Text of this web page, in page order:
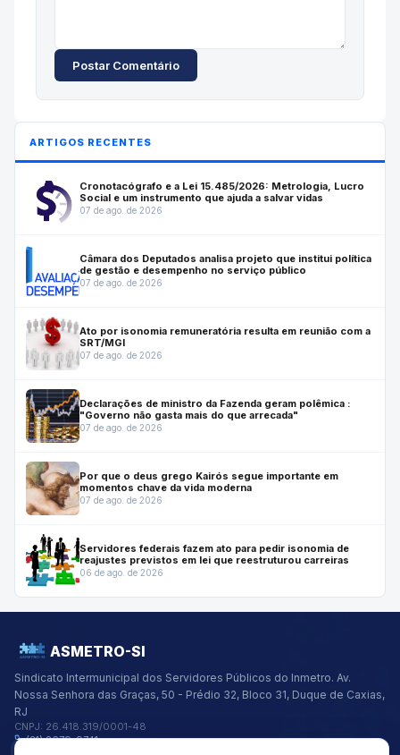
Postar Comentário
ARTIGOS RECENTES
Cronotacógrafo e a Lei 15.485/2026: Metrologia, Lucro
Social e um instrumento que ajuda a salvar vidas
07 de ago. de 2026
Câmara dos Deputados analisa projeto que institui política
de gestão e desempenho no serviço público
07 de ago. de 2026
Ato por isonomia remuneratória resulta em reunião com a
SRT/MGI
07 de ago. de 2026
Declarações de ministro da Fazenda geram polêmica :
"Governo não gasta mais do que arrecada"
07 de ago. de 2026
Por que o deus grego Kairós segue importante em
momentos chave da vida moderna
07 de ago. de 2026
Servidores federais fazem ato para pedir isonomia de
reajustes previstos em lei que reestruturou carreiras
06 de ago. de 2026
ASMETRO-SI
Sindicato Intermunicipal dos Servidores Públicos do Inmetro. Av.
Nossa Senhora das Graças, 50 - Prédio 32, Bloco 31, Duque de Caxias,
RJ
CNPJ: 26.418.319/0001-48
(21) 2679-9741